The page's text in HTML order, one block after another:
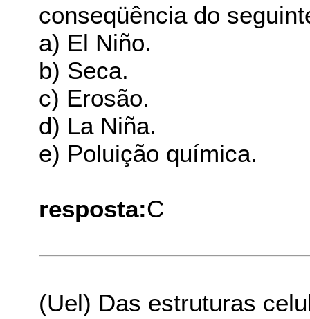
conseqüência do
a) El Niño.
b) Seca.
c) Erosão.
d) La Niña.
e) Poluição química.
resposta:C
(Uel) Das estruturas